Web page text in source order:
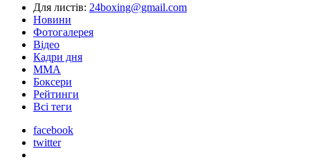
Для листів: 24boxing@gmail.com
Новини
Фотогалерея
Відео
Кадри дня
ММА
Боксери
Рейтинги
Всі теги
facebook
twitter